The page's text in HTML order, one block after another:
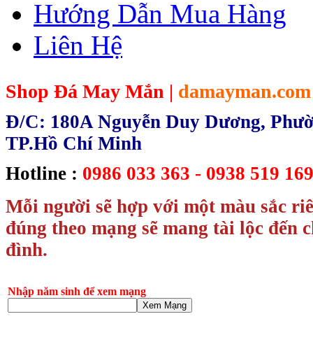
Hướng Dẫn Mua Hàng
Liên Hệ
Shop Đá May Mắn | damayman.com
Đ/C: 180A Nguyễn Duy Dương,
TP.Hồ Chí Minh
Hotline : 0986 033 363 - 0938 519
Mỗi người sẽ hợp với một màu sắc
đúng theo mạng sẽ mang tài lộc đến
đình.
Nhập năm sinh để xem mạng
Xem Mạng